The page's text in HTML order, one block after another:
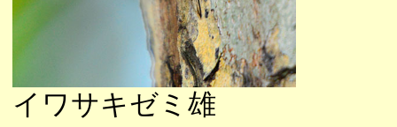
イワサキゼミ雄